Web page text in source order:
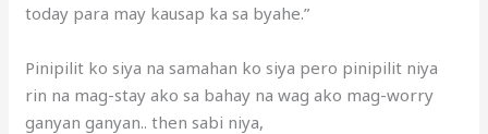
today para may kausap ka sa byahe.”
Pinipilit ko siya na samahan ko siya pero pinipilit niya
rin na mag-stay ako sa bahay na wag ako mag-worry
ganyan ganyan.. then sabi niya,